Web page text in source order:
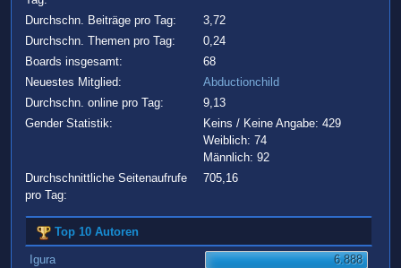
Durchschn. Beiträge pro Tag:
3,72
Durchschn. Themen pro Tag:
0,24
Boards insgesamt:
68
Neuestes Mitglied:
Abductionchild
Durchschn. online pro Tag:
9,13
Gender Statistik:
Keins / Keine Angabe: 429
Weiblich: 74
Männlich: 92
Durchschnittliche Seitenaufrufe
pro Tag:
705,16
Top 10 Autoren
Igura
6.888